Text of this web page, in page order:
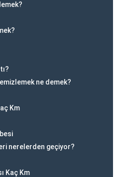
ne demek?
Km
nerelerden geçiyor?
Kaç Km